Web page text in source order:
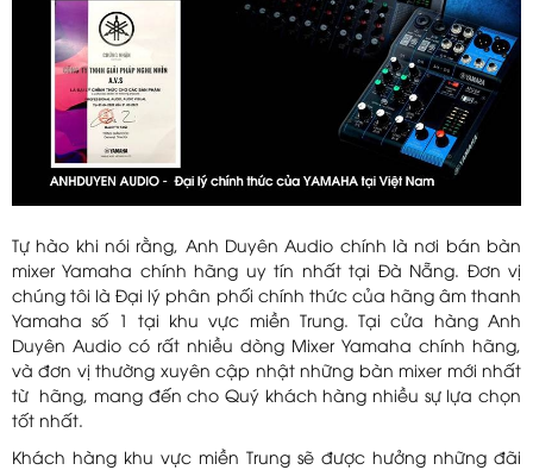
Tự hào khi nói rằng, Anh Duyên Audio chính là nơi bán
bàn
mixer Yamaha chính hãng uy tín nhất tại Đà Nẵng. Đơn vị
chúng tôi là Đại lý phân phối chính thức của hãng âm thanh
Yamaha số 1 tại khu vực miền Trung. Tại cửa hàng Anh
Duyên Audio có rất nhiều dòng Mixer Yamaha chính hãng,
và đơn vị thường xuyên cập nhật những bàn mixer mới nhất
từ hãng, mang đến cho Quý khách hàng nhiều sự lựa chọn
tốt nhất.
Khách hàng khu vực miền Trung sẽ được hưởng những đãi